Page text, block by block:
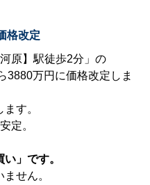
格改定
原】駅徒歩2分」の
3880万円に価格改定しま
す。
定。
」です。
せん。